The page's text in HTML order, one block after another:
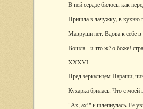
В ней сердце билось, как
Пришла в лачужку, в кухню
Мавруши нет. Вдова к себе в
Вошла - и что ж? о боже!
XXXVI.
Пред зеркальцем Параши,
Кухарка брилась. Что с моей
"Ах, ах!" и шлепнулась. Ее